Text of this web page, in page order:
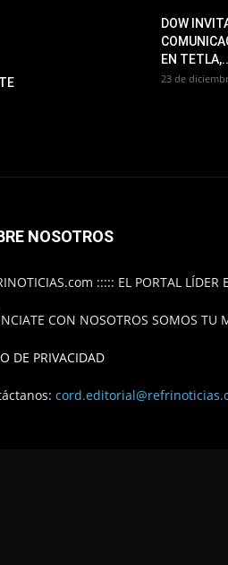
DOW
EN
23 de
NOSOTROS
::::: EL PORTAL
CON NOSOTROS SOMOS TU
DE PRIVACIDAD